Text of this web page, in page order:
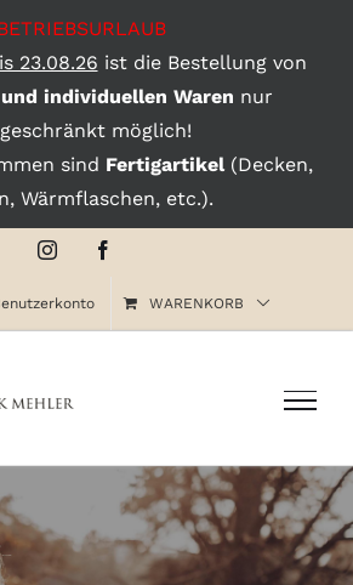
23.08.26 ist die Bestellung von
individuellen Waren nur
möglich!
sind Fertigartikel(Decken,
Wärmflaschen, etc.).
Instagram
WARENKORB